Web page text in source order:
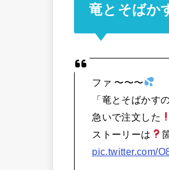
竜とそばか
ファ 〜〜〜
「竜とそばかす
急いで注文した
ストーリーは
pic.twitter.com/